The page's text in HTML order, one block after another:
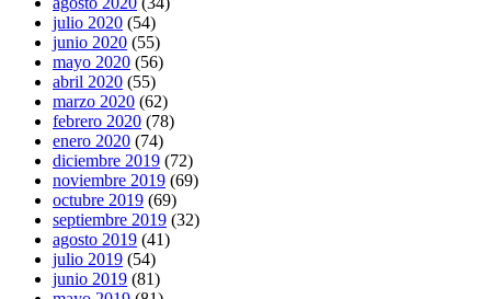
julio 2020 (54)
junio 2020 (55)
mayo 2020 (56)
abril 2020 (55)
marzo 2020 (62)
febrero 2020 (78)
enero 2020 (74)
diciembre 2019 (72)
noviembre 2019 (69)
octubre 2019 (69)
septiembre 2019 (32)
agosto 2019 (41)
julio 2019 (54)
junio 2019 (81)